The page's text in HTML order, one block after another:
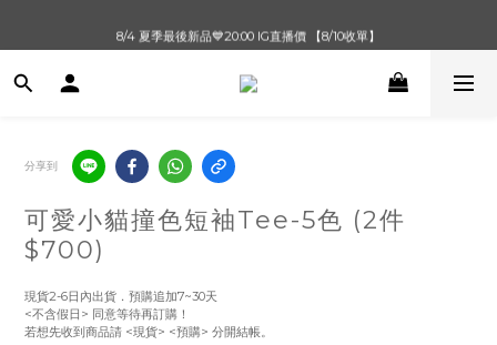
單筆滿$1000【先付款】 / 滿$2000【超取付款】 🚚免運費
分享到
可愛小貓撞色短袖Tee-5色 (2件
$700)
現貨2-6日內出貨．預購追加7~30天
<不含假日> 同意等待再訂購！
若想先收到商品請 <現貨> <預購> 分開結帳。